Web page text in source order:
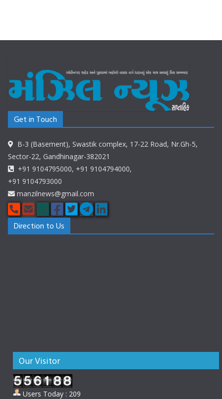
Get in Touch
B-3 (Basement), Swastik complex, 17-22 Road, Nr.Gh-5,
Sector-22, Gandhinagar-382021
+91 9104795000, +91 9104794000,
+91 9104793000
manzilnews@gmail.com
Direction to Us
Our Visitor
Users Today : 209